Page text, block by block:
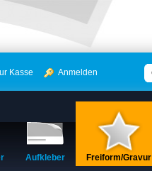
Kasse Anmelden
Aufkleber Freiform/Gravur